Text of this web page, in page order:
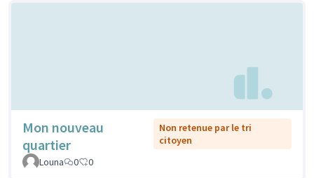
Mon nouveau
quartier
Non retenue par le tri
citoyen
Louna
0 0